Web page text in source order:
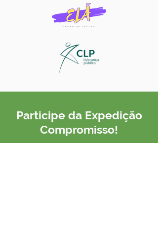
Participe da Expedição
Compromisso!